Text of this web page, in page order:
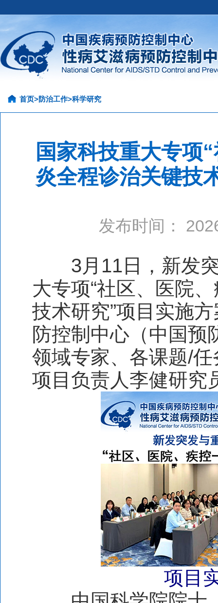
首页>防治工作>科学研究
国家科技重大专项
炎全程诊治关键技
发布时间：
3月11日，新发突
大专项“社区、医院
技术研究”项目实施
防控制中心（中国预
领域专家、各课题/
项目负责人李健研究
项目